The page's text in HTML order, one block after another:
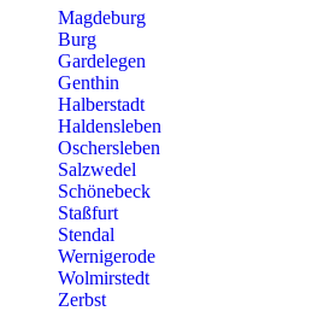
Magdeburg
Burg
Gardelegen
Genthin
Halberstadt
Haldensleben
Oschersleben
Salzwedel
Schönebeck
Staßfurt
Stendal
Wernigerode
Wolmirstedt
Zerbst